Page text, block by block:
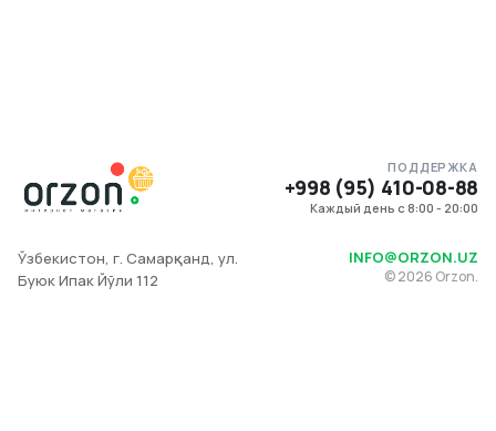
ПОДДЕРЖКА
+998 (95) 410-08-88
Каждый день с 8:00 - 20:00
Ўзбекистон, г. Самарқанд, ул.
Буюк Ипак Йўли 112
INFO@ORZON.UZ
©2026 Orzon.